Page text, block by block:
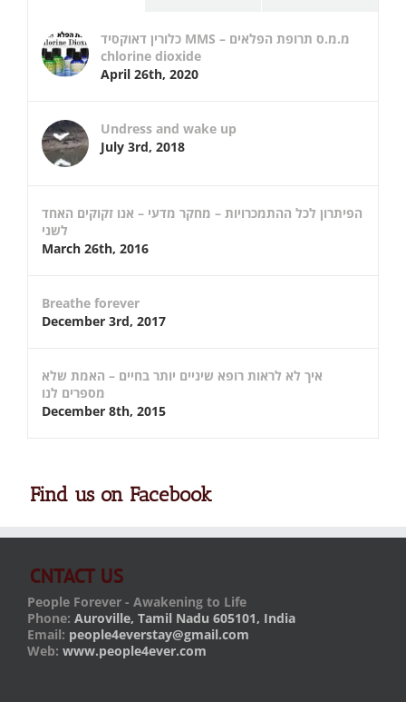
כלורין דאוקסיד MMS – מ.מ.ס תרופת הפלאים
chlorine dioxide
April 26th, 2020
Undress and wake up
July 3rd, 2018
הפיתרון לכל ההתמכרויות – מחקר מדעי – אנו זקוקים האחד
לשני
March 26th, 2016
Breathe forever
December 3rd, 2017
איך לא לראות רופא שיניים יותר בחיים – האמת שלא
מספרים לנו
December 8th, 2015
Find us on Facebook
CNTACT US
People Forever - Awakening to Life
Phone: Auroville, Tamil Nadu 605101, India
Email: people4everstay@gmail.com
Web: www.people4ever.com